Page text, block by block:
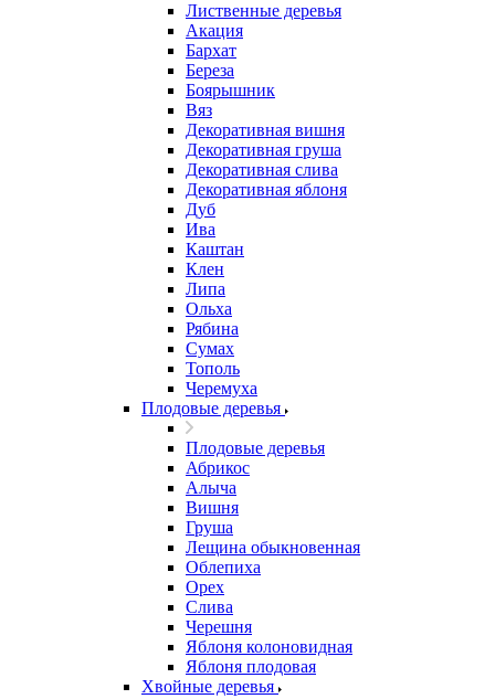
Лиственные деревья
Акация
Бархат
Береза
Боярышник
Вяз
Декоративная вишня
Декоративная груша
Декоративная слива
Декоративная яблоня
Дуб
Ива
Каштан
Клен
Липа
Ольха
Рябина
Сумах
Тополь
Черемуха
Плодовые деревья
Плодовые деревья
Абрикос
Алыча
Вишня
Груша
Лещина обыкновенная
Облепиха
Орех
Слива
Черешня
Яблоня колоновидная
Яблоня плодовая
Хвойные деревья